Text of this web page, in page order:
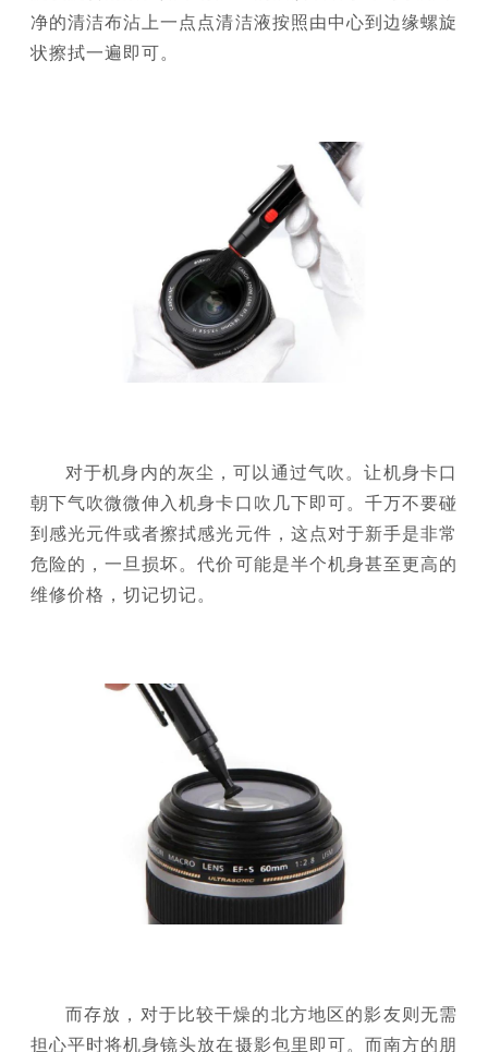
净的清洁布沾上一点点清洁液按照由中心到边缘螺旋
状擦拭一遍即可。
对于机身内的灰尘，可以通过气吹。让机身卡口
朝下气吹微微伸入机身卡口吹几下即可。千万不要碰
到感光元件或者擦拭感光元件，这点对于新手是非常
危险的，一旦损坏。代价可能是半个机身甚至更高的
维修价格，切记切记。
而存放，对于比较干燥的北方地区的影友则无需
担心平时将机身镜头放在摄影包里即可。而南方的朋